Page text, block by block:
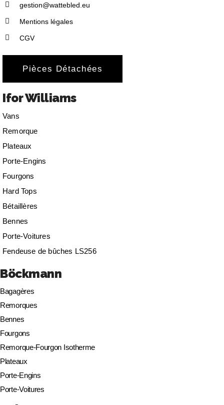
gestion@wattebled.eu
Mentions légales
CGV
Pièces Détachées
Ifor Williams
Vans
Remorque
Plateaux
Porte-Engins
Fourgons
Hard Tops
Bétaillères
Bennes
Porte-Voitures
Fendeuse de bûches LS256
Böckmann
Bagagères
Remorques
Bennes
Fourgons
Remorque-Fourgon Isotherme
Plateaux
Porte-Engins
Porte-Voitures